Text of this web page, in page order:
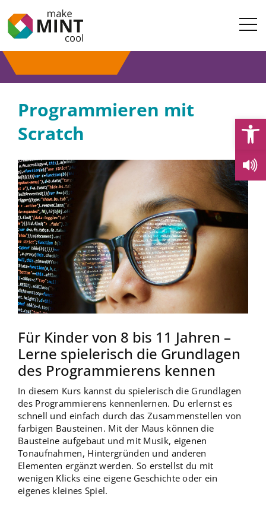
Programmieren mit
Scratch
Für Kinder von 8 bis 11 Jahren –
Lerne spielerisch die Grundlagen
des Programmierens kennen
In diesem Kurs kannst du spielerisch die Grundlagen
des Programmierens kennenlernen. Du erlernst es
schnell und einfach durch das Zusammenstellen von
farbigen Bausteinen. Mit der Maus können die
Bausteine aufgebaut und mit Musik, eigenen
Tonaufnahmen, Hintergründen und anderen
Elementen ergänzt werden. So erstellst du mit
wenigen Klicks eine eigene Geschichte oder ein
eigenes kleines Spiel.